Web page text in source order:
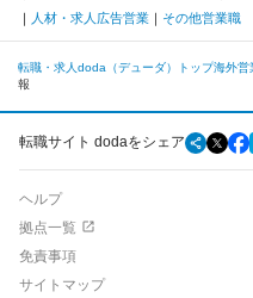
人材・求人広告営業
その他営業職
転職・求人doda（デューダ）トップ海外営
報
転職サイト dodaをシェア
ヘルプ
拠点一覧
免責事項
サイトマップ